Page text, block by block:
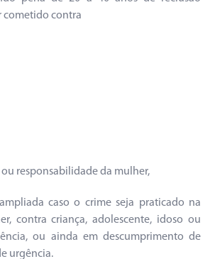
cometido contra
ou responsabilidade da mulher,
caso o crime seja praticado na
contra criança, adolescente, idoso ou
ou ainda em descumprimento de
urgência.